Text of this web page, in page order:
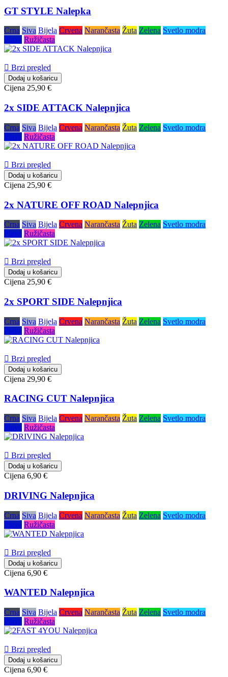
GT STYLE Nalepka
Crna Siva Bijela Crvena Narančasta Žuta Zelena Svetlo modra
Plava Ružičasta
 Brzi pregled
Dodaj u košaricu
Cijena 25,90 €
2x SIDE ATTACK Nalepnjica
Crna Siva Bijela Crvena Narančasta Žuta Zelena Svetlo modra
Plava Ružičasta
 Brzi pregled
Dodaj u košaricu
Cijena 25,90 €
2x NATURE OFF ROAD Nalepnjica
Crna Siva Bijela Crvena Narančasta Žuta Zelena Svetlo modra
Plava Ružičasta
 Brzi pregled
Dodaj u košaricu
Cijena 25,90 €
2x SPORT SIDE Nalepnjica
Crna Siva Bijela Crvena Narančasta Žuta Zelena Svetlo modra
Plava Ružičasta
 Brzi pregled
Dodaj u košaricu
Cijena 29,90 €
RACING CUT Nalepnjica
Crna Siva Bijela Crvena Narančasta Žuta Zelena Svetlo modra
Plava Ružičasta
 Brzi pregled
Dodaj u košaricu
Cijena 6,90 €
DRIVING Nalepnjica
Crna Siva Bijela Crvena Narančasta Žuta Zelena Svetlo modra
Plava Ružičasta
 Brzi pregled
Dodaj u košaricu
Cijena 6,90 €
WANTED Nalepnjica
Crna Siva Bijela Crvena Narančasta Žuta Zelena Svetlo modra
Plava Ružičasta
 Brzi pregled
Dodaj u košaricu
Cijena 6,90 €